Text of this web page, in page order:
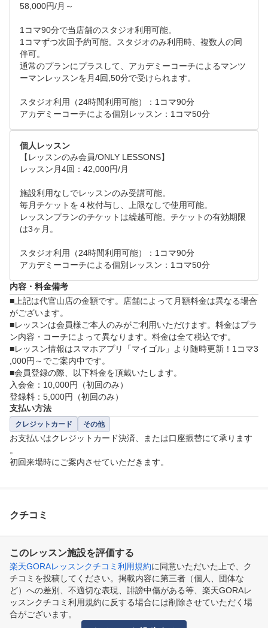
58,000円/月～
1コマ90分で当店舗のスタジオ利用可能。
1コマずつ次回予約可能。スタジオのみ利用時、複数人の同
伴可。
通常のプランにプラスして、アカデミーコーチによるマンツ
ーマンレッスンを月4回,50分で受けられます。
スタジオ利用（24時間利用可能）：1コマ90分
アカデミーコーチによる個別レッスン：1コマ50分
個人レッスン
【レッスンのみ会員/ONLY LESSONS】
レッスン月4回：42,000円/月
施設利用なしでレッスンのみ受講可能。
毎月チケットを４枚付与し、上限なしで使用可能。
レッスンプランのチケットは繰越可能。チケットの有効期限
は3ヶ月。
スタジオ利用（24時間利用可能）：1コマ90分
アカデミーコーチによる個別レッスン：1コマ50分
内容・料金備考
■上記は代官山店の金額です。店舗によって月額料金は異なる場合
がございます。
■レッスンは会員様ご本人のみがご利用いただけます。料金はプラ
ン内容・コーチによって異なります。料金は全て税込です。
■レッスン情報はスマホアプリ「マイゴル」より随時更新！1コマ3
,000円～でご案内中です。
■会員登録の際、以下料金を頂戴いたします。
入会金：10,000円（初回のみ）
登録料：5,000円（初回のみ）
支払い方法
クレジットカード その他
お支払いはクレジットカード決済、または口座振替にて承ります
。
初回来場時にご案内させていただきます。
クチコミ
このレッスン施設を評価する
楽天GORAレッスンクチコミ利用規約に同意いただいた上で、ク
チコミを投稿してください。掲載内容に第三者（個人、団体な
ど）への差別、不適切な表現、誹謗中傷がある等、楽天GORAレ
ッスンクチコミ利用規約に反する場合には削除させていただく場
合がございます。